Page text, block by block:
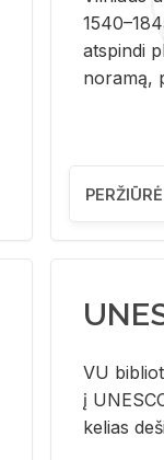
at­spin­di
no­ra­mą,
VU
į
kelias